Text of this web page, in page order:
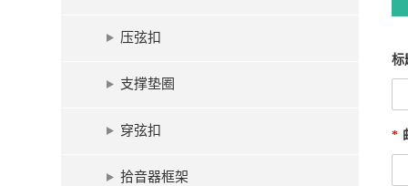
压弦扣
支撑垫圈
穿弦扣
拾音器框架
标
*